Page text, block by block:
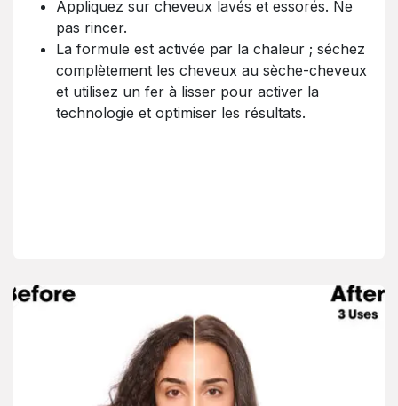
Appliquez sur cheveux lavés et essorés. Ne
pas rincer.
La formule est activée par la chaleur ; séchez
complètement les cheveux au sèche-cheveux
et utilisez un fer à lisser pour activer la
technologie et optimiser les résultats.